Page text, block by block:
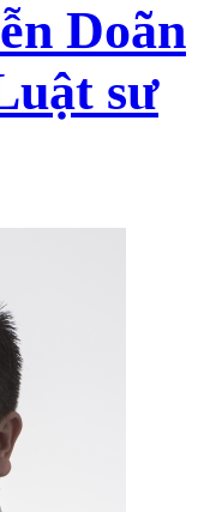
Doãn
sư